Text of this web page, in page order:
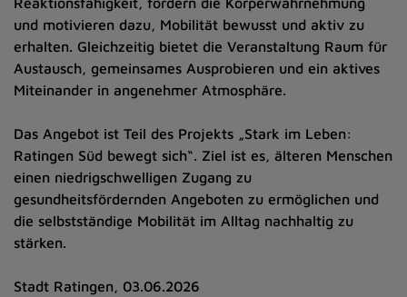
und motivieren dazu, Mobilität bewusst und aktiv zu
erhalten. Gleichzeitig bietet die Veranstaltung Raum für
Austausch, gemeinsames Ausprobieren und ein aktives
Miteinander in angenehmer Atmosphäre.
Das Angebot ist Teil des Projekts „Stark im Leben:
Ratingen Süd bewegt sich“. Ziel ist es, älteren Menschen
einen niedrigschwelligen Zugang zu
gesundheitsfördernden Angeboten zu ermöglichen und
die selbstständige Mobilität im Alltag nachhaltig zu
stärken.
Stadt Ratingen, 03.06.2026